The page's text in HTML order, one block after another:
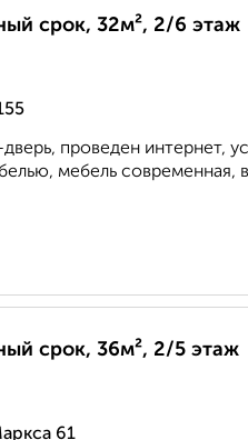
срок, 32м², 2/6 этаж
проведен интернет,
мебель
срок, 36м², 2/5 этаж
61